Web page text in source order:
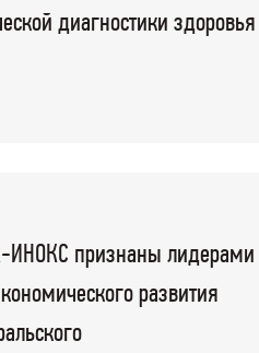
диагностики здоровья
ИНОКС признаны лидерами
развития